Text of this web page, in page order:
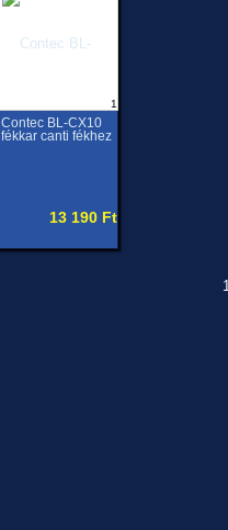
1
Contec BL-CX10
fékkar canti fékhez
13 190 Ft